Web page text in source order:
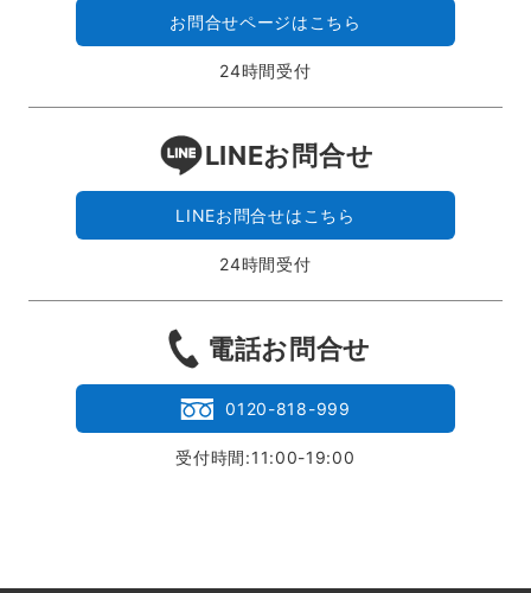
お問合せページはこちら
24時間受付
LINEお問合せ
LINEお問合せはこちら
24時間受付
電話お問合せ
0120-818-999
受付時間:11:00-19:00